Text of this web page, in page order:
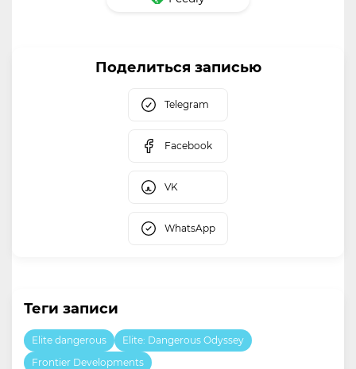
Поделиться записью
Telegram
Facebook
VK
WhatsApp
Теги записи
Elite dangerous
Elite: Dangerous Odyssey
Frontier Developments